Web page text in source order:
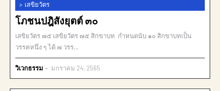
> เสขิยวัตร
โภชนปฎิสังยุตต์ ๓๐
เสขิยวัตร ๗๕ เสขิยวัตร ๗๕ สิกขาบท กำหนดนับ ๑๐ สิกขาบทเป็น
วรรคหนึ่ง ๆ ได้ ๗ วรร…
วิเวกธรรม มกราคม 24, 2565